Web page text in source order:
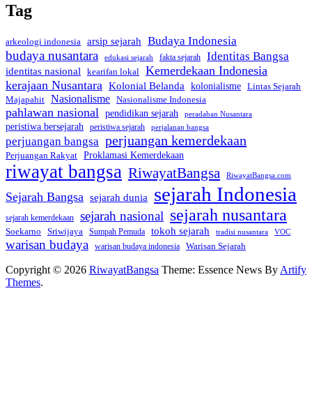
Tag
arkeologi indonesia arsip sejarah Budaya Indonesia
budaya nusantara edukasi sejarah fakta sejarah Identitas Bangsa
identitas nasional kearifan lokal
Kemerdekaan Indonesia
kerajaan Nusantara
Kolonial Belanda kolonialisme Lintas Sejarah
Majapahit Nasionalisme Nasionalisme Indonesia
pahlawan nasional pendidikan sejarah peradaban Nusantara
peristiwa bersejarah peristiwa sejarah perjalanan bangsa
perjuangan bangsa perjuangan kemerdekaan
Perjuangan Rakyat Proklamasi Kemerdekaan
riwayat bangsa RiwayatBangsa RiwayatBangsa.com
Sejarah Bangsa sejarah dunia sejarah Indonesia
sejarah kemerdekaan sejarah nasional sejarah nusantara
Soekarno Sriwijaya Sumpah Pemuda tokoh sejarah tradisi nusantara VOC
warisan budaya warisan budaya indonesia Warisan Sejarah
Copyright © 2026 RiwayatBangsa Theme: Essence News By Artify
Themes.